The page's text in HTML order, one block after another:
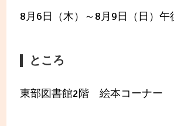
8月6日（木）～8月9日（日）午
ところ
東部図書館2階 絵本コーナー